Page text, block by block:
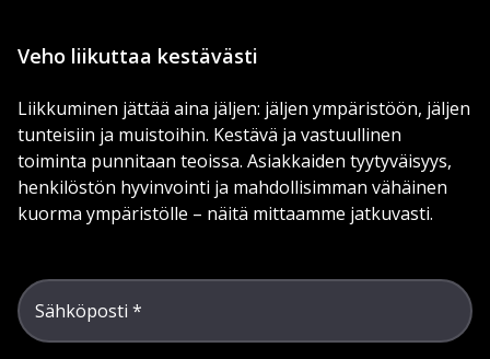
Veho liikuttaa kestävästi
Liikkuminen jättää aina jäljen: jäljen ympäristöön, jäljen
tunteisiin ja muistoihin. Kestävä ja vastuullinen
toiminta punnitaan teoissa. Asiakkaiden tyytyväisyys,
henkilöstön hyvinvointi ja mahdollisimman vähäinen
kuorma ympäristölle – näitä mittaamme jatkuvasti.
Sähköposti